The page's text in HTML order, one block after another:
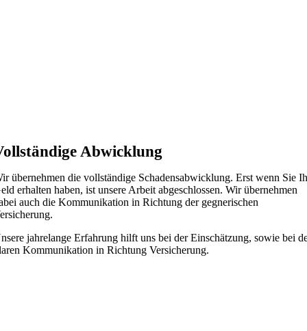
Abwicklung
übernehmen die vollständige Schadensabwicklung. Erst wenn Sie
erhalten haben, ist unsere Arbeit abgeschlossen. Wir übernehmen
auch die Kommunikation in Richtung der gegnerischen
jahrelange Erfahrung hilft uns bei der Einschätzung, sowie bei
Kommunikation in Richtung Versicherung.